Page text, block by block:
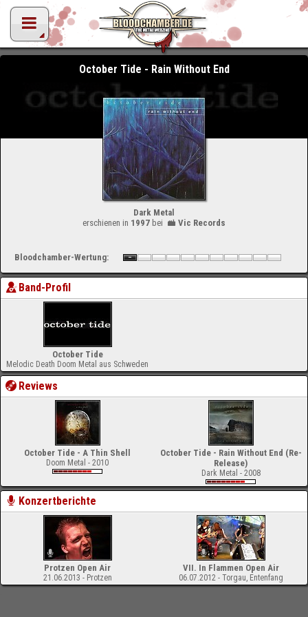
October Tide - Rain Without End
Dark Metal
erschienen in 1997 bei Vic Records
Bloodchamber-Wertung:
Band-Profil
October Tide
Melodic Death Doom Metal aus Schweden
Reviews
October Tide - A Thin Shell
Doom Metal - 2010
October Tide - Rain Without End (Re-
Release)
Dark Metal - 2008
Konzertberichte
Protzen Open Air
21.06.2013 - Protzen
VII. In Flammen Open Air
06.07.2012 - Torgau, Entenfang